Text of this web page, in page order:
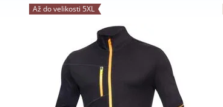
Až do velikosti 5XL